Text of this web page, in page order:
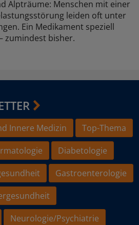
Alpträume: Menschen mit einer
leiden oft unter
Ein Medikament speziell
zumindest bisher.
Innere Medizin
Top-Thema
Diabetologie
Gastroenterologie
Neurologie/Psychiatrie